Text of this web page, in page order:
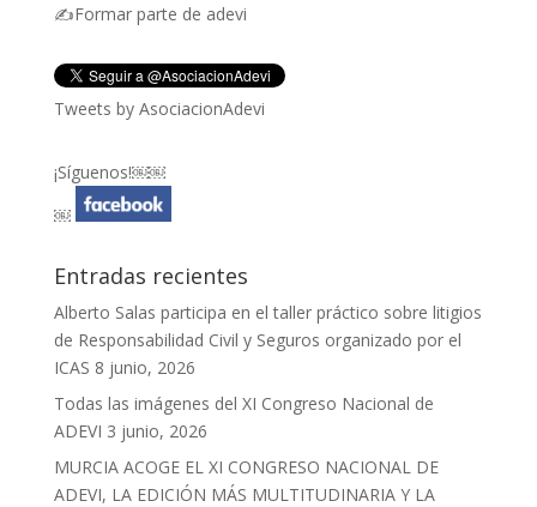
✍Formar parte de adevi
Tweets by AsociacionAdevi
¡Síguenos!￼￼
￼
Entradas recientes
Alberto Salas participa en el taller práctico sobre litigios
de Responsabilidad Civil y Seguros organizado por el
ICAS 8 junio, 2026
Todas las imágenes del XI Congreso Nacional de
ADEVI 3 junio, 2026
MURCIA ACOGE EL XI CONGRESO NACIONAL DE
ADEVI, LA EDICIÓN MÁS MULTITUDINARIA Y LA